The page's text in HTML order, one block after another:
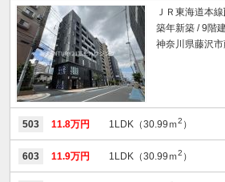
ＪＲ東海道本線
築年新築 / 9階
神奈川県藤沢市
503 11.8万円 1LDK（30.99ｍ2 ）
603 11.9万円 1LDK（30.99ｍ2 ）